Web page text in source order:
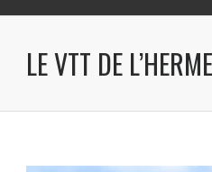
LE VTT DE